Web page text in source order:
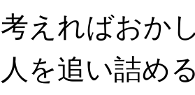
考えればおか
人を追い詰め